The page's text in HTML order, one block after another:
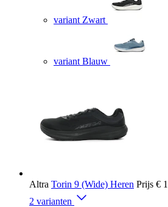
variant Zwart
variant Blauw
Altra Torin 9 (Wide) Heren Prijs €
2 varianten